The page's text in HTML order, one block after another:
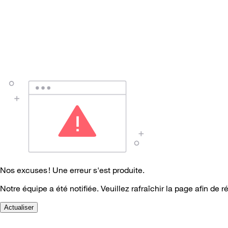
Nos excuses ! Une erreur s'est produite.
Notre équipe a été notifiée. Veuillez rafraîchir la page afin de
Actualiser